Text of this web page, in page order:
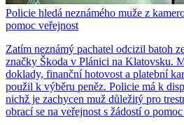
Policie hledá neznámého muže z
pomoc veřejnost
Zatím neznámý pachatel odcizil batoh
značky Škoda v Plánici na Klatovsku.
doklady, finanční hotovost a platební
použil k výběru peněz. Policie má k
nichž je zachycen muž důležitý pro
obrací se na veřejnost s žádostí o